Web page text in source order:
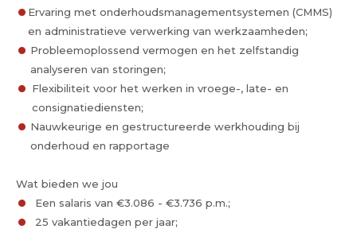
Ervaring met onderhoudsmanagementsystemen (CMMS)
en administratieve verwerking van werkzaamheden;
Probleemoplossend vermogen en het zelfstandig
analyseren van storingen;
Flexibiliteit voor het werken in vroege-, late- en
consignatiediensten;
Nauwkeurige en gestructureerde werkhouding bij
onderhoud en rapportage
Wat bieden we jou
Een salaris van €3.086 - €3.736 p.m.;
25 vakantiedagen per jaar;